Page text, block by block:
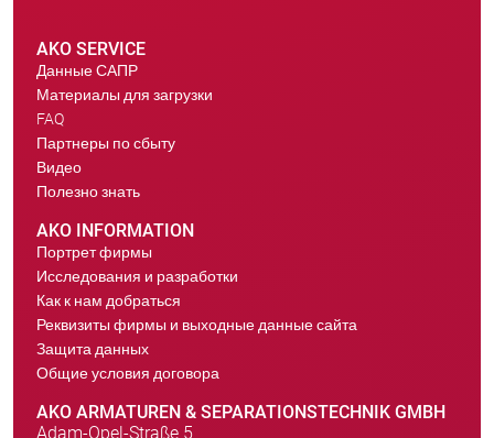
AKO SERVICE
Данные САПР
Материалы для загрузки
FAQ
Партнеры по сбыту
Видео
Полезно знать
AKO INFORMATION
Портрет фирмы
Исследования и разработки
Как к нам добраться
Реквизиты фирмы и выходные данные сайта
Защита данных
Общие условия договора
AKO ARMATUREN & SEPARATIONSTECHNIK GMBH
Adam-Opel-Straße 5